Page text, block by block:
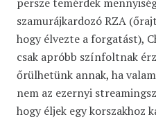
szamurájkardozó RZA
hogy élvezte a forgatást),
csak apróbb színfoltnak
őrülhetünk annak, ha
nem az ezernyi
hogy éljek egy korszakhoz